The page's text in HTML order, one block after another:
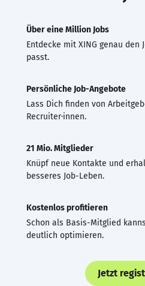
Über eine Million Jobs
Entdecke mit XING genau den
passt.
Persönliche Job-Angebote
Lass Dich finden von
Recruiter·innen.
21 Mio. Mitglieder
Knüpf neue Kontakte und
besseres Job-Leben.
Kostenlos profitieren
Schon als Basis-Mitglied
deutlich optimieren.
Jetzt